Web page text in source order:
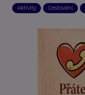
Aktivity Cestování